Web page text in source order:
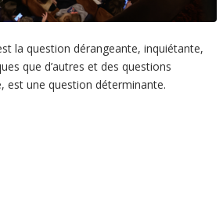
la question dérangeante, inquiétante,
que d’autres et des questions
est une question déterminante.